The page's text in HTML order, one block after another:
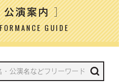
演案内］
GUIDE